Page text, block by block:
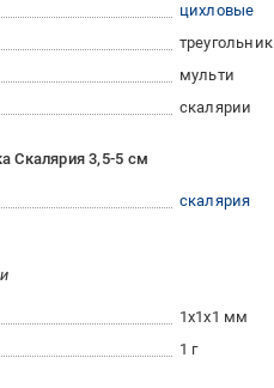
цихловые
треугольник
мульти
скалярии
Скалярия 3,5-5 см
скалярия
1x1x1 мм
1 г